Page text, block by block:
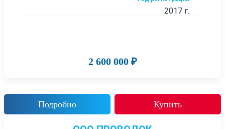
2017 г.
2 600 000 ₽
Подробно Купить